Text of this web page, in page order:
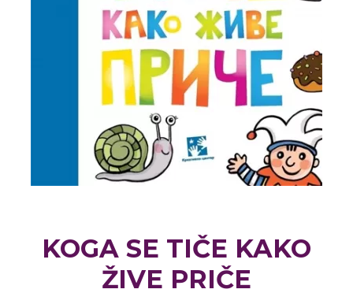
KOGA SE TIČE KAKO
ŽIVE PRIČE